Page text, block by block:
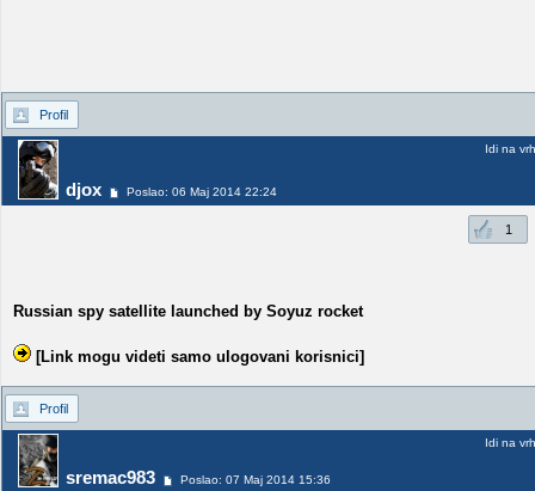
Profil
djox Poslao: 06 Maj 2014 22:24
Idi na vrh
1
Russian spy satellite launched by Soyuz rocket
[Link mogu videti samo ulogovani korisnici]
Profil
sremac983 Poslao: 07 Maj 2014 15:36
Idi na vrh